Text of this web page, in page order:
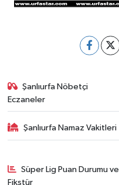
Şanlıurfa Nöbetçi
Eczaneler
Şanlıurfa Namaz Vakitleri
Süper Lig Puan Durumu ve
Fikstür